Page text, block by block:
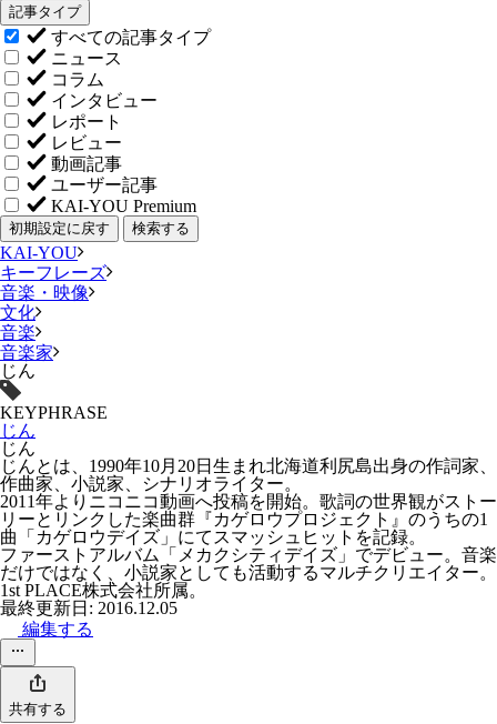
記事タイプ
すべての記事タイプ
ニュース
コラム
インタビュー
レポート
レビュー
動画記事
ユーザー記事
KAI-YOU Premium
初期設定に戻す 検索する
KAI-YOU
キーフレーズ
音楽・映像
文化
音楽
音楽家
じん
KEYPHRASE
じん
じん
じんとは、1990年10月20日生まれ北海道利尻島出身の作詞家、
作曲家、小説家、シナリオライター。
2011年よりニコニコ動画へ投稿を開始。歌詞の世界観がストー
リーとリンクした楽曲群『カゲロウプロジェクト』のうちの1
曲「カゲロウデイズ」にてスマッシュヒットを記録。
ファーストアルバム「メカクシティデイズ」でデビュー。音楽
だけではなく、小説家としても活動するマルチクリエイター。
1st PLACE株式会社所属。
最終更新日: 2016.12.05
編集する
共有する